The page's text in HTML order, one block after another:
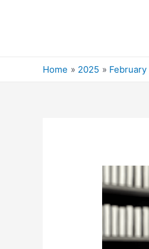
Home 2025 February